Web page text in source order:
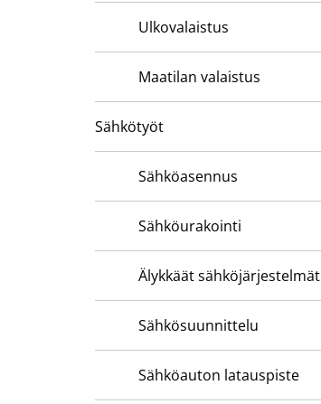
Ulkovalaistus
Maatilan valaistus
Sähkötyöt
Sähköasennus
Sähköurakointi
Älykkäät sähköjärjestelmät
Sähkösuunnittelu
Sähköauton latauspiste